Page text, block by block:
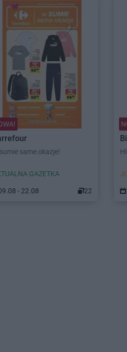
same okazje!
GAZETKA
- 22.08 22